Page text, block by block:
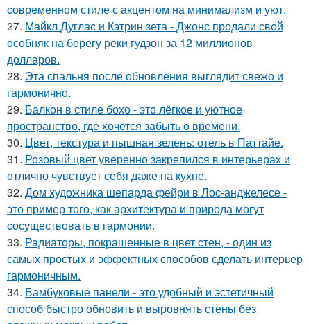
современном стиле с акцентом на минимализм и уют.
27. Майкл Дуглас и Кэтрин зета - Джонс продали свой
особняк на берегу реки гудзон за 12 миллионов
долларов.
28. Эта спальня после обновления выглядит свежо и
гармонично.
29. Балкон в стиле бохо - это лёгкое и уютное
пространство, где хочется забыть о времени.
30. Цвет, текстура и пышная зелень: отель в Паттайе.
31. Розовый цвет уверенно закрепился в интерьерах и
отлично чувствует себя даже на кухне.
32. Дом художника шепарда фейри в Лос-анджелесе -
это пример того, как архитектура и природа могут
сосуществовать в гармонии.
33. Радиаторы, покрашенные в цвет стен, - один из
самых простых и эффектных способов сделать интерьер
гармоничным.
34. Бамбуковые панели - это удобный и эстетичный
способ быстро обновить и выровнять стены без